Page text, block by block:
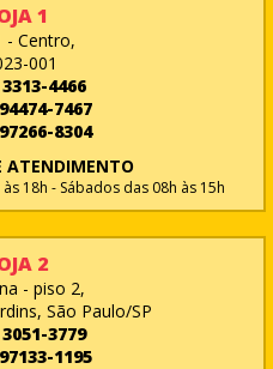
1
- Centro,
001
4466
7467
8304
ATENDIMENTO
18h - Sábados das 08h às 15h
2
- piso 2,
São Paulo/SP
3779
1195